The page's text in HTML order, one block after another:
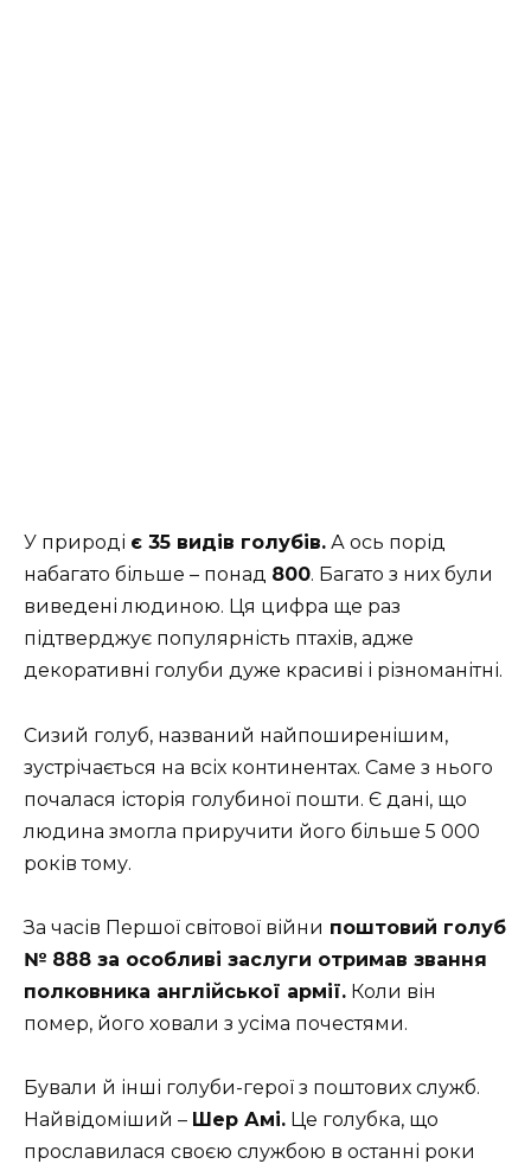
У природі є 35 видів голубів. А ось порід
набагато більше – понад 800. Багато з них були
виведені людиною. Ця цифра ще раз
підтверджує популярність птахів, адже
декоративні голуби дуже красиві і різноманітні.
Сизий голуб, названий найпоширенішим,
зустрічається на всіх континентах. Саме з нього
почалася історія голубиної пошти. Є дані, що
людина змогла приручити його більше 5 000
років тому.
За часів Першої світової війни поштовий голуб
№ 888 за особливі заслуги отримав звання
полковника англійської армії. Коли він
помер, його ховали з усіма почестями.
Бували й інші голуби-герої з поштових служб.
Найвідоміший – Шер Амі. Це голубка, що
прославилася своєю службою в останні роки